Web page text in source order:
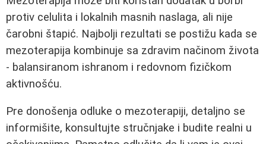
protiv celulita i lokalnih masnih naslaga, ali nije
čarobni štapić. Najbolji rezultati se postižu kada se
mezoterapija kombinuje sa zdravim načinom života
- balansiranom ishranom i redovnom fizičkom
aktivnošću.
Pre donošenja odluke o mezoterapiji, detaljno se
informišite, konsultujte stručnjake i budite realni u